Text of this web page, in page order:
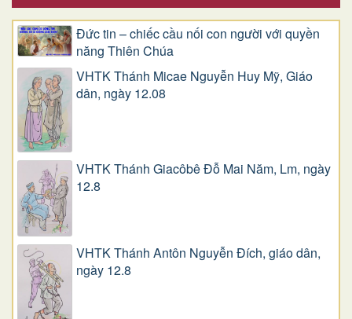
Đức tin – chiếc cầu nối con người với quyền
năng Thiên Chúa
VHTK Thánh Micae Nguyễn Huy Mỹ, Giáo
dân, ngày 12.08
VHTK Thánh Giacôbê Ðỗ Mai Năm, Lm, ngày
12.8
VHTK Thánh Antôn Nguyễn Ðích, giáo dân,
ngày 12.8